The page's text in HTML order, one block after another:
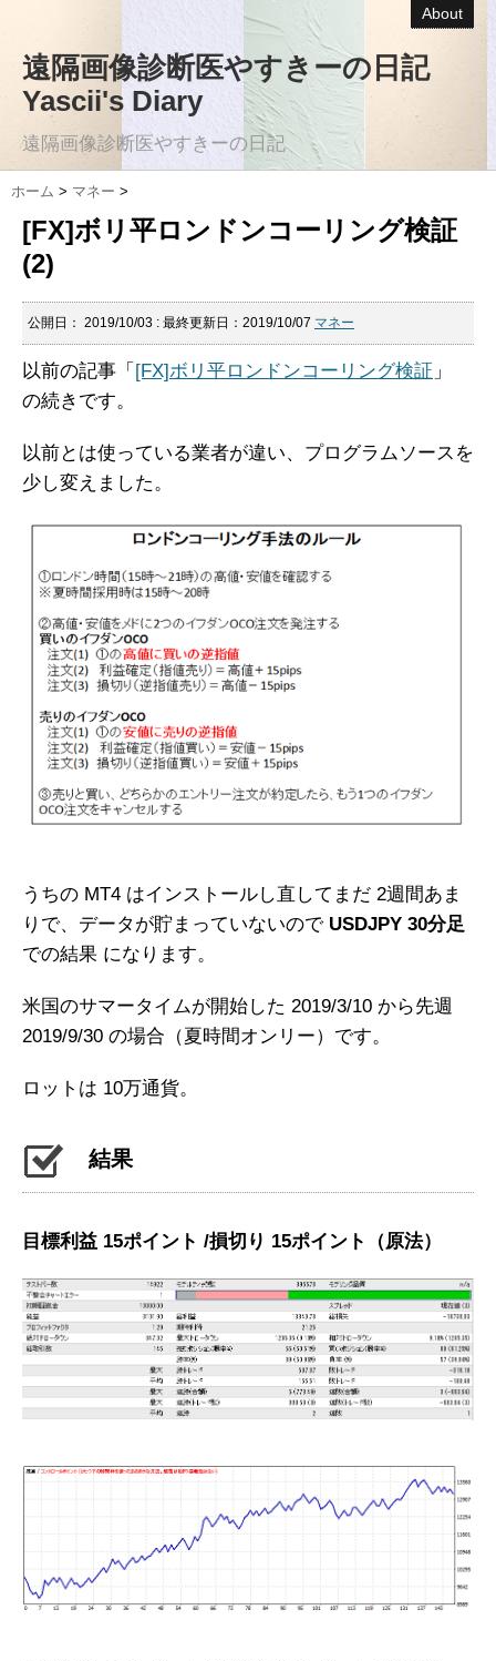
About
遠隔画像診断医やすきーの日記
Yascii's Diary
遠隔画像診断医やすきーの日記
ホーム > マネー >
[FX]ボリ平ロンドンコーリング検証
(2)
公開日： 2019/10/03 : 最終更新日：2019/10/07 マネー
以前の記事「 [FX]ボリ平ロンドンコーリング検証 」
の続きです。
以前とは使っている業者が違い、プログラムソースを
少し変えました。
うちの MT4 はインストールし直してまだ 2週間あま
りで、データが貯まっていないので USDJPY 30分足
での結果 になります。
米国のサマータイムが開始した 2019/3/10 から先週
2019/9/30 の場合（夏時間オンリー）です。
ロットは 10万通貨。
結果
目標利益 15ポイント /損切り 15ポイント（原法）